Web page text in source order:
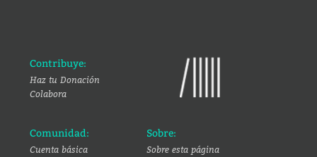
Contribuye:
Haz tu Donación
Colabora
Comunidad:
Cuenta básica
Sobre:
Sobre esta página